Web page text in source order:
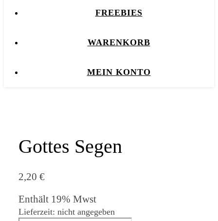
FREEBIES
WARENKORB
MEIN KONTO
Gottes Segen
2,20 €
Enthält 19% Mwst
Lieferzeit: nicht angegeben